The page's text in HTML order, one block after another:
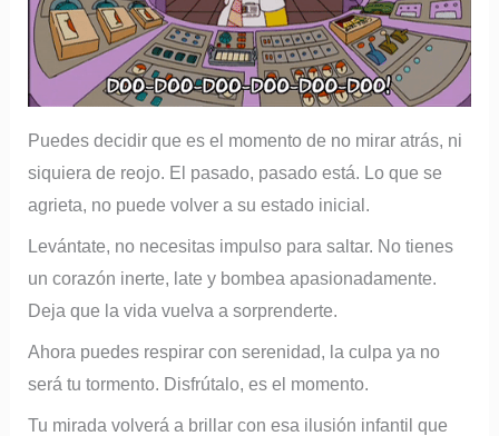
Puedes decidir que es el momento de no mirar atrás, ni
siquiera de reojo. El pasado, pasado está. Lo que se
agrieta, no puede volver a su estado inicial.
Levántate, no necesitas impulso para saltar. No tienes
un corazón inerte, late y bombea apasionadamente.
Deja que la vida vuelva a sorprenderte.
Ahora puedes respirar con serenidad, la culpa ya no
será tu tormento. Disfrútalo, es el momento.
Tu mirada volverá a brillar con esa ilusión infantil que